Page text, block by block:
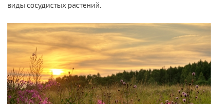
виды сосудистых растений.